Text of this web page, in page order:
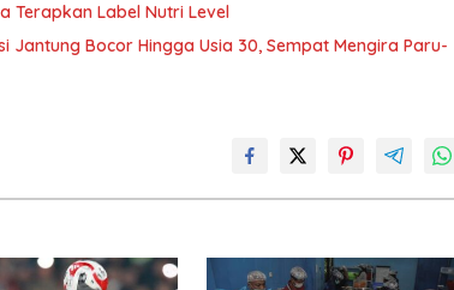
Terapkan Label Nutri Level
Jantung Bocor Hingga Usia 30, Sempat Mengira Paru-